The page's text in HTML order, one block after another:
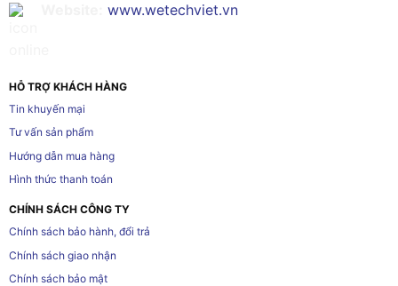
www.wetechviet.vn
HỖ TRỢ KHÁCH HÀNG
Tin khuyến mại
Tư vấn sản phẩm
Hướng dẫn mua hàng
Hình thức thanh toán
CHÍNH SÁCH CÔNG TY
Chính sách bảo hành, đổi trả
Chính sách giao nhận
Chính sách bảo mật